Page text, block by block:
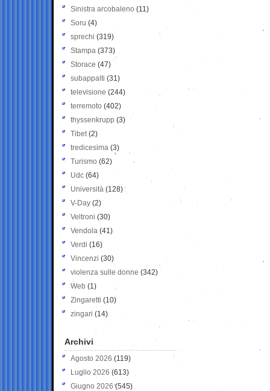
Sinistra arcobaleno (11)
Soru (4)
sprechi (319)
Stampa (373)
Storace (47)
subappalti (31)
televisione(244)
terremoto (402)
thyssenkrupp (3)
Tibet(2)
tredicesima (3)
Turismo (62)
Udc (64)
Università (128)
V-Day (2)
Veltroni (30)
Vendola (41)
Verdi (16)
Vincenzi (30)
violenza sulle donne (342)
Web (1)
Zingaretti (10)
zingari (14)
Archivi
Agosto 2026 (119)
Luglio 2026 (613)
Giugno 2026 (545)